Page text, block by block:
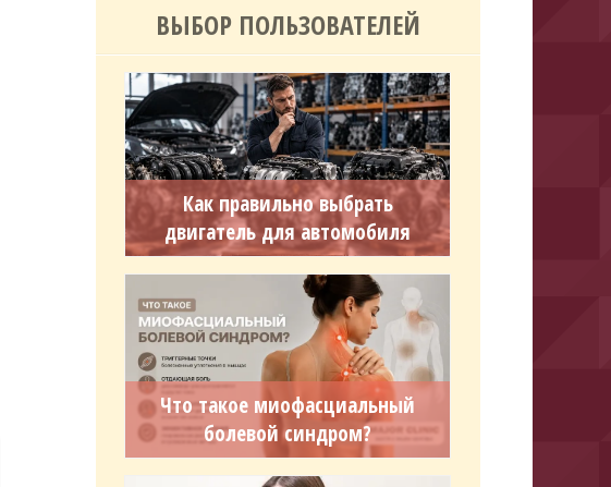
ВЫБОР ПОЛЬЗОВАТЕЛЕЙ
Как правильно выбрать
двигатель для автомобиля
Что такое миофасциальный
болевой синдром?